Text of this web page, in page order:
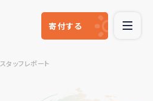
寄付する
スタッフレポート